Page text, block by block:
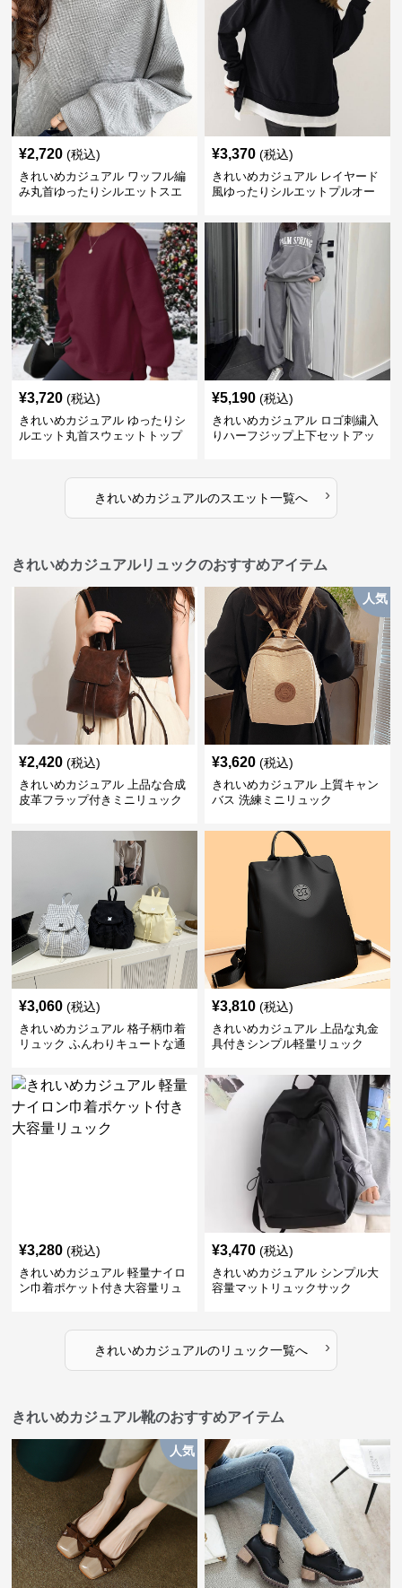
¥2,720 (税込)
きれいめカジュアル ワッフル編
み丸首ゆったりシルエットスエ
¥3,370 (税込)
きれいめカジュアル レイヤード
風ゆったりシルエットプルオー
¥3,720 (税込)
きれいめカジュアル ゆったりシ
ルエット丸首スウェットトップ
¥5,190 (税込)
きれいめカジュアル ロゴ刺繍入
りハーフジップ上下セットアッ
きれいめカジュアルのスエット一覧へ ›
きれいめカジュアルリュックのおすすめアイテム
¥2,420 (税込)
きれいめカジュアル 上品な合成
皮革フラップ付きミニリュック
人気
¥3,620 (税込)
きれいめカジュアル 上質キャン
バス 洗練ミニリュック
¥3,060 (税込)
きれいめカジュアル 格子柄巾着
リュック ふんわりキュートな通
¥3,810 (税込)
きれいめカジュアル 上品な丸金
具付きシンプル軽量リュック
¥3,280 (税込)
きれいめカジュアル 軽量ナイロ
ン巾着ポケット付き大容量リュ
¥3,470 (税込)
きれいめカジュアル シンプル大
容量マットリュックサック
きれいめカジュアルのリュック一覧へ ›
きれいめカジュアル靴のおすすめアイテム
人気